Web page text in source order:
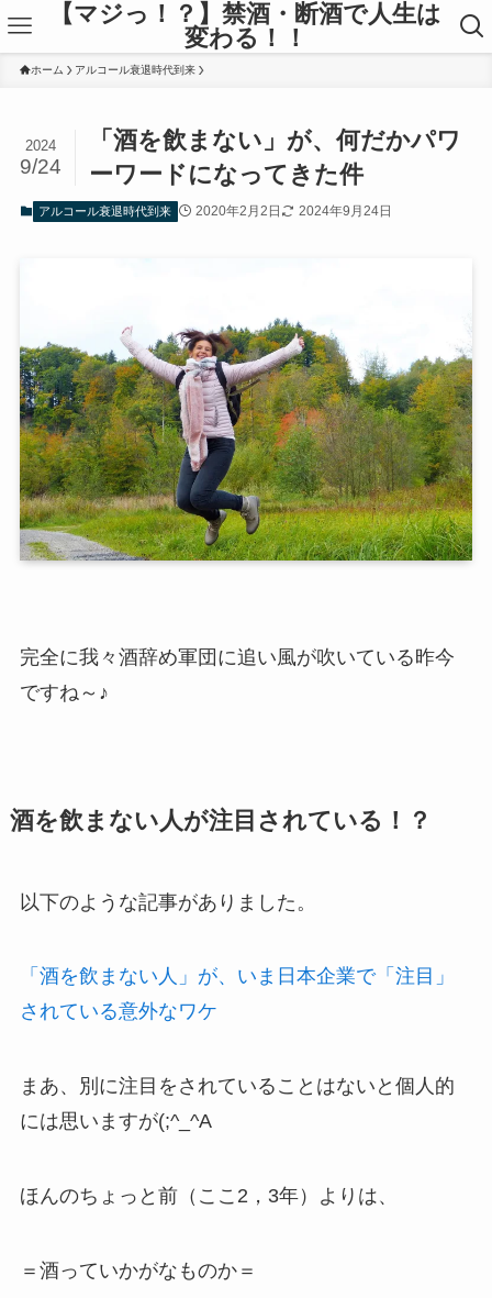
【マジっ！？】禁酒・断酒で人生は
変わる！！
ホーム アルコール衰退時代到来
「酒を飲まない」が、何だかパワ
ーワードになってきた件
2024
9/24
アルコール衰退時代到来 2020年2月2日 2024年9月24日
完全に我々酒辞め軍団に追い風が吹いている昨今
ですね～♪
酒を飲まない人が注目されている！？
以下のような記事がありました。
「酒を飲まない人」が、いま日本企業で「注目」
されている意外なワケ
まあ、別に注目をされていることはないと個人的
には思いますが(;^_^A
ほんのちょっと前（ここ2，3年）よりは、
＝酒っていかがなものか＝